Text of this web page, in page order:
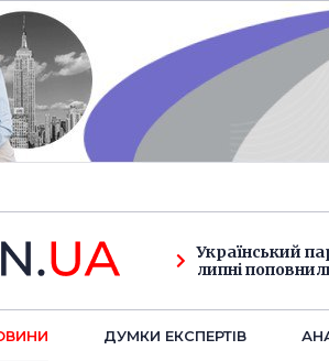
Український
липні
ДУМКИ ЕКСПЕРТIВ